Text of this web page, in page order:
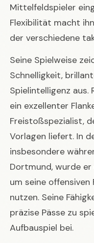
Mittelfeldspieler
Flexibilität macht
der verschiedene
Seine Spielweise
Schnelligkeit,
Spielintelligenz aus.
ein exzellenter
Freistoßspezialist,
Vorlagen liefert. In
insbesondere
Dortmund, wurde
um seine
nutzen. Seine
präzise Pässe zu
Aufbauspiel bei.